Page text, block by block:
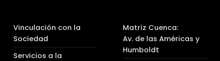
Vinculación con la
Sociedad
Servicios a la
Matriz Cuenca:
Av. de las Américas y
Humboldt